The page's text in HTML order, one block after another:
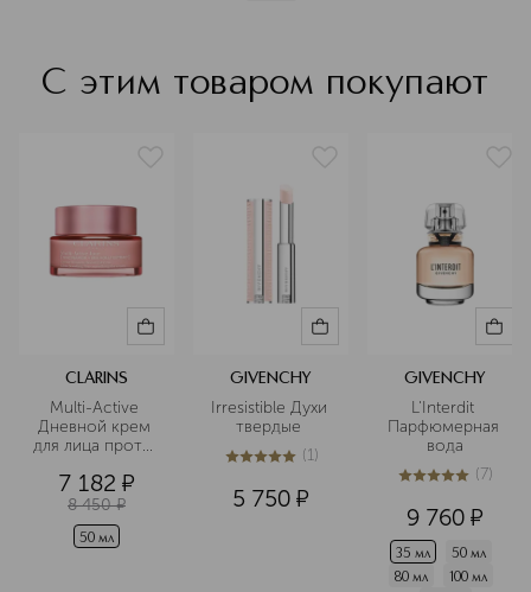
С этим товаром покупают
CLARINS
Multi-Active
Дневной крем
для лица против
возрастных
изменений для
любого типа
кожи
7 182 ¤
8 450 ¤
50 мл
GIVENCHY
Irresistible Духи
5из 51 (1)
5 750 ¤
GIVENCHY
L'Interdit
Парфюмерная
вода
5из 57 (7)
9 760 ¤
35 мл
50 мл
80 мл
100 мл